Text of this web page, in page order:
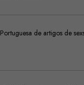
de artigos de